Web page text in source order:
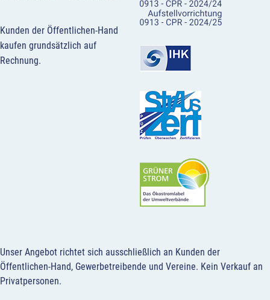
Kunden der Öffentlichen-Hand
kaufen grundsätzlich auf
Rechnung.
Unser Angebot richtet sich ausschließlich an Kunden der
Öffentlichen-Hand, Gewerbetreibende und Vereine. Kein Verkauf an
Privatpersonen.